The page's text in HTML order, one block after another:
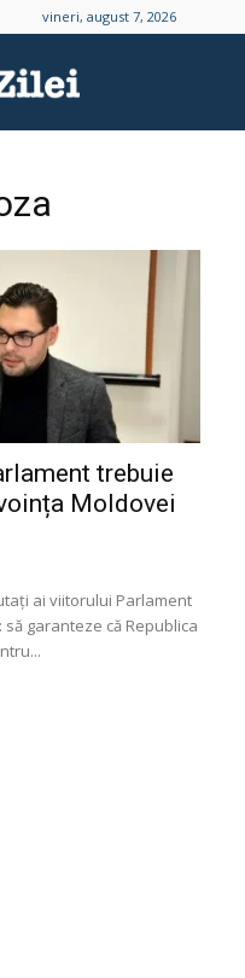
vineri, august 7, 2026
trebuie
Moldovei
ai viitorului Parlament
garanteze că Republica